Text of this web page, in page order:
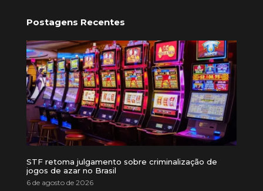
Postagens Recentes
STF retoma julgamento sobre criminalização de
jogos de azar no Brasil
6 de agosto de 2026